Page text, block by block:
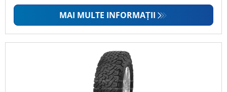
MAI MULTE INFORMAȚII